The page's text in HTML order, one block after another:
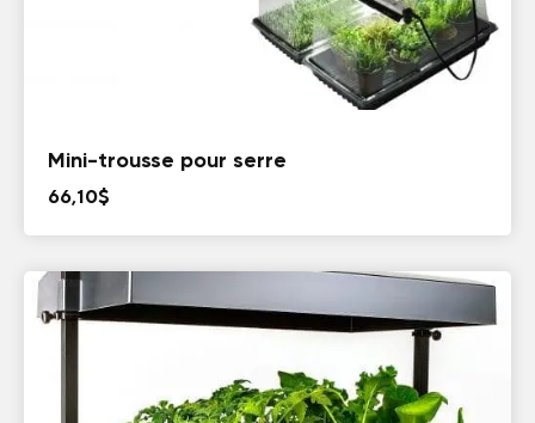
Mini-trousse pour serre
66,10$